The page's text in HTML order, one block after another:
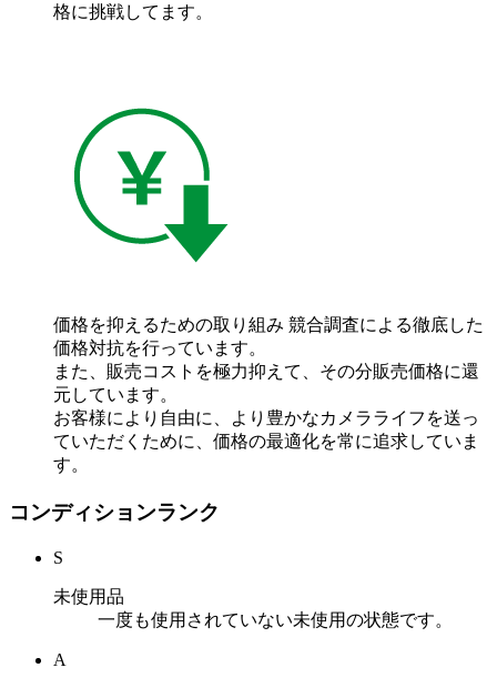
格に挑戦してます。
価格を抑えるための取り組み 競合調査による徹底した
価格対抗を行っています。
また、販売コストを極力抑えて、その分販売価格に還
元しています。
お客様により自由に、より豊かなカメラライフを送っ
ていただくために、価格の最適化を常に追求していま
す。
コンディションランク
S
未使用品
一度も使用されていない未使用の状態です。
A